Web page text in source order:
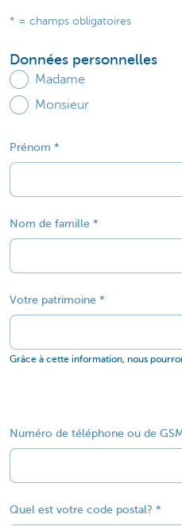
* = champs obligatoires
Données personnelles
Madame
Monsieur
Prénom
Nom de famille
Votre patrimoine
Grâce à cette information, nous
Numéro de téléphone ou de
Quel est votre code postal?